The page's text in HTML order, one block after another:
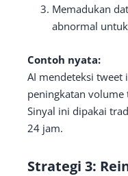
Memadukan
abnormal
Contoh nyata:
AI mendeteksi tweet
peningkatan volume
Sinyal ini dipakai
24 jam.
Strategi 3: